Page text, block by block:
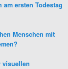
am ersten Todestag
Menschen mit
visuellen